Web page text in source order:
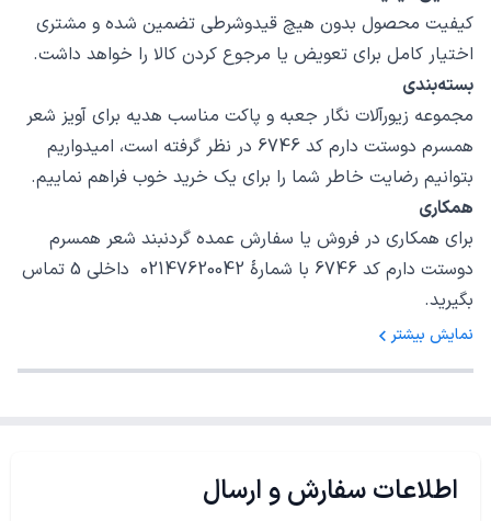
کیفیت محصول بدون هیچ قیدوشرطی تضمین شده و مشتری
اختیار کامل برای تعویض یا مرجوع کردن کالا را خواهد داشت.
بسته‌بندی
مجموعه زیورآلات نگار جعبه و پاکت مناسب هدیه برای آویز شعر
همسرم دوستت دارم کد 6746 در نظر گرفته است، امیدواریم
بتوانیم رضایت خاطر شما را برای یک خرید خوب فراهم نماییم.
همکاری
برای همکاری در فروش یا سفارش عمده گردنبند شعر همسرم
دوستت دارم کد 6746 با شمارهٔ 02147620042 داخلی 5 تماس
بگیرید.
نمایش بیشتر
اطلاعات سفارش و ارسال